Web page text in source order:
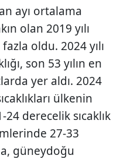
ayı ortalama
olan 2019 yılı
oldu. 2024 yılı
son 53 yılın en
yer aldı. 2024
ülkenin
derecelik sıcaklık
27-33
güneydoğu